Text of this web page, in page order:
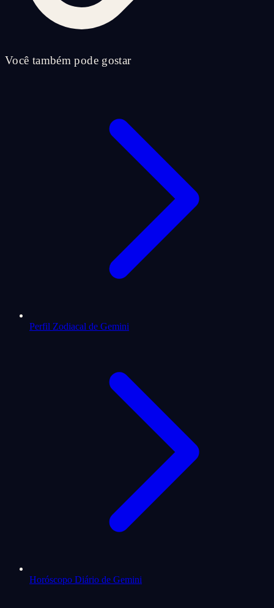
Você também pode gostar
Perfil Zodiacal de Gemini
Horóscopo Diário de Gemini